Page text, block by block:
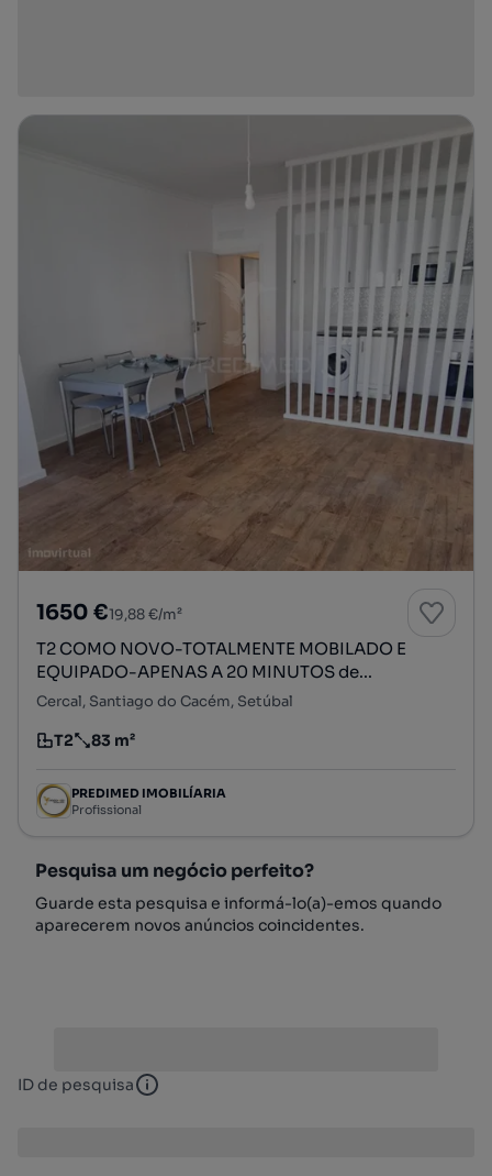
1650 €19,88 €/m²
T2 COMO NOVO-TOTALMENTE MOBILADO E
EQUIPADO-APENAS A 20 MINUTOS de...
Cercal, Santiago do Cacém, Setúbal
Tipologia
T2
Preço por metro quadrado
83 m²
PREDIMED IMOBILÍARIA
Profissional
Pesquisa um negócio perfeito?
Guarde esta pesquisa e informá-lo(a)-emos quando
aparecerem novos anúncios coincidentes.
ID de pesquisa ID de pesquisa